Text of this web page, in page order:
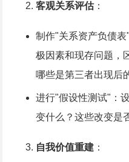
客观关系评估：
制作"关系资产负债
极因素和现存问题，
哪些是第三者出现后
进行"假设性测试"：
变什么？这些改变是
自我价值重建：